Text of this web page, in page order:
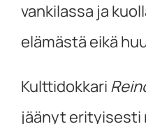
vankilassa ja
elämästä eikä
Kulttidokkari
jäänyt erityisesti